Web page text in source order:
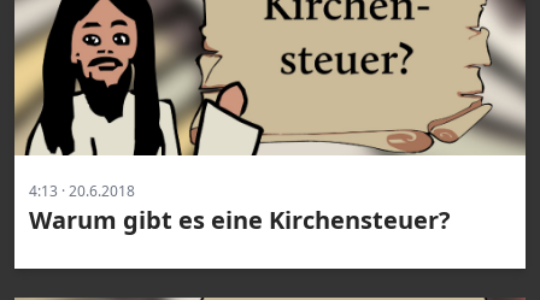
4:13 · 20.6.2018
Warum gibt es eine Kirchensteuer?